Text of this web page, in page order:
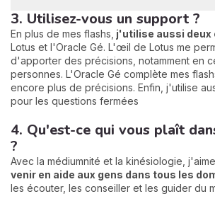
3. Utilisez-vous un support ?
En plus de mes flashs, j'utilise aussi deux
Lotus et l'Oracle Gé. L'œil de Lotus me
d'apporter des précisions, notamment en
personnes. L'Oracle Gé complète mes
encore plus de précisions. Enfin, j'utilise
pour les questions fermées
4. Qu'est-ce qui vous plaît
?
Avec la médiumnité et la kinésiologie,
venir en aide aux gens dans tous les
les écouter, les conseiller et les guider du